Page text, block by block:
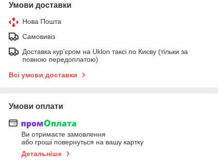
Умови доставки
Нова Пошта
Самовивіз
Доставка кур'єром на Uklon таксі по Києву (тільки за
повною передоплатою)
Всі умови доставки
Умови оплати
Ви отримаєте замовлення
або гроші повернуться на вашу картку
Детальніше